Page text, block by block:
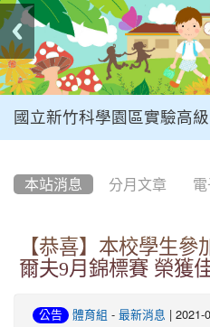
國立新竹科學園區實驗高
本站消息 分月文章
【恭喜】本校學生參
爾夫9月錦標賽 榮獲
公告 體育組 - 最新消息 | 2021-